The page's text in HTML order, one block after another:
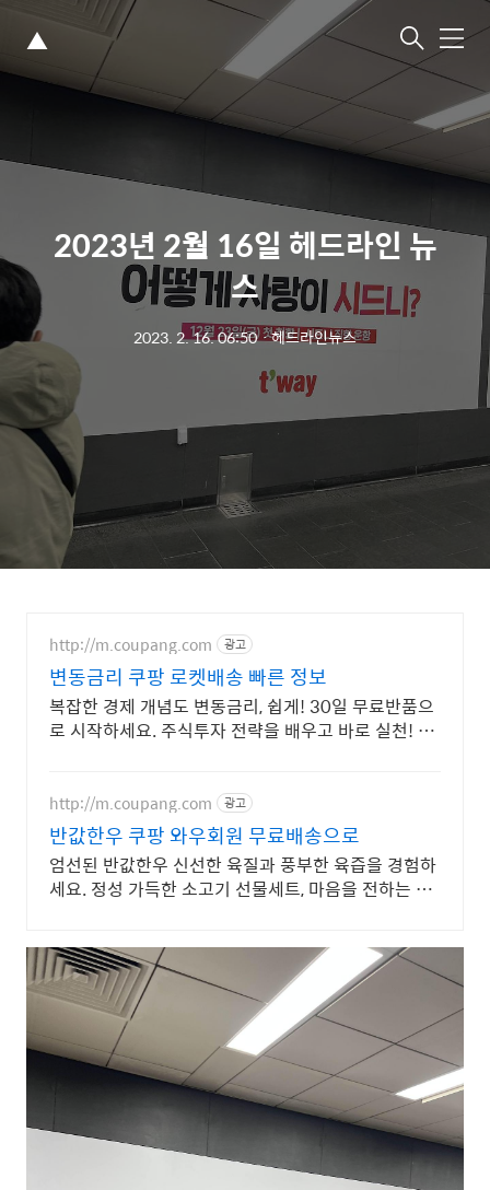
▲ 메
2023년 2월 16일 헤드라인 뉴
스
2023. 2. 16. 06:50ㆍ헤드라인뉴스
http://m.coupang.com 광고
변동금리 쿠팡 로켓배송 빠른 정보
복잡한 경제 개념도 변동금리, 쉽게! 30일 무료반품으
로 시작하세요. 주식투자 전략을 배우고 바로 실천! 오
http://m.coupang.com 광고
반값한우 쿠팡 와우회원 무료배송으로
엄선된 반값한우 신선한 육질과 풍부한 육즙을 경험하
세요. 정성 가득한 소고기 선물세트, 마음을 전하는 고